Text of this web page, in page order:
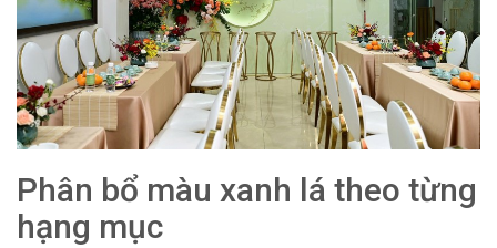
Phân bổ màu xanh lá theo từng
hạng mục